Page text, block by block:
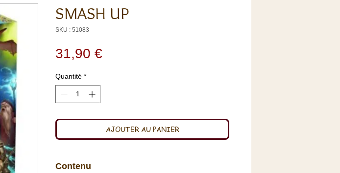
SMASH UP
SKU : 51083
31,90 €
Quantité *
AJOUTER AU PANIER
Contenu